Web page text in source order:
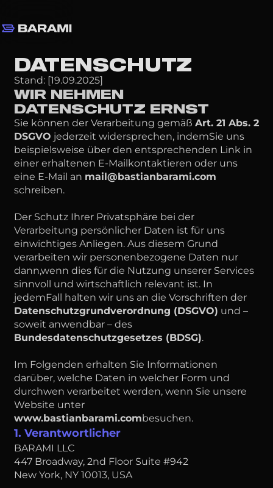
DATENSCHUTZ
Stand: [19.09.2025]
WIR NEHMEN
DATENSCHUTZ ERNST
Sie können der Verarbeitung gemäß Art. 21 Abs. 2
DSGVO jederzeit widersprechen, indemSie uns
beispielsweise über den entsprechenden Link in
einer erhaltenen E-Mailkontaktieren oder uns
eine E-Mail an mail@bastianbarami.com
schreiben.
Der Schutz Ihrer Privatsphäre bei der
Verarbeitung persönlicher Daten ist für uns
einwichtiges Anliegen. Aus diesem Grund
verarbeiten wir personenbezogene Daten nur
dann,wenn dies für die Nutzung unserer Services
sinnvoll und wirtschaftlich relevant ist. In
jedemFall halten wir uns an die Vorschriften der
Datenschutzgrundverordnung (DSGVO) und –
soweit anwendbar – des
Bundesdatenschutzgesetzes (BDSG).
Im Folgenden erhalten Sie Informationen
darüber, welche Daten in welcher Form und
durchwen verarbeitet werden, wenn Sie unsere
Website unter
www.bastianbarami.combesuchen.
1. Verantwortlicher
BARAMI LLC
447 Broadway, 2nd Floor Suite #942
New York, NY 10013, USA